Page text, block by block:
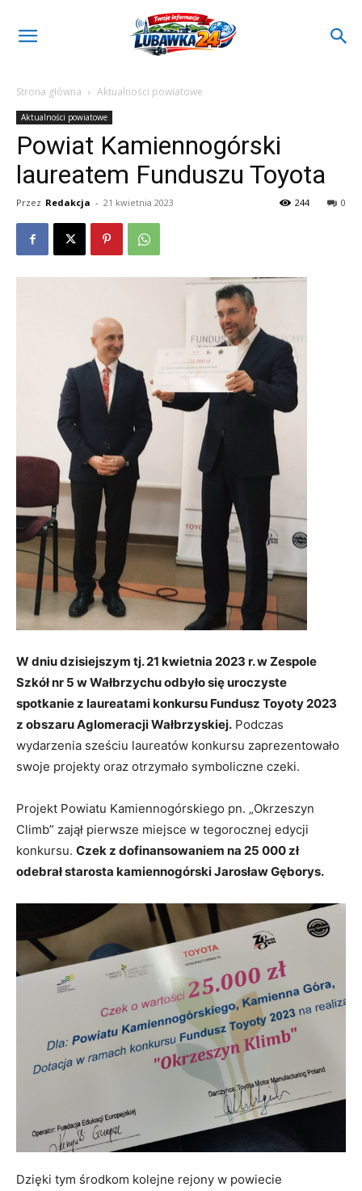
Strona główna Aktualności powiatowe
Aktualności powiatowe
Powiat Kamiennogórski
laureatem Funduszu Toyota
Przez Redakcja - 21 kwietnia 2023 0
244
W dniu dzisiejszym tj. 21 kwietnia 2023 r. w Zespole
Szkół nr 5 w Wałbrzychu odbyło się uroczyste
spotkanie z laureatami konkursu Fundusz Toyoty 2023
z obszaru Aglomeracji Wałbrzyskiej. Podczas
wydarzenia sześciu laureatów konkursu zaprezentowało
swoje projekty oraz otrzymało symboliczne czeki.
Projekt Powiatu Kamiennogórskiego pn. „Okrzeszyn
Climb” zajął pierwsze miejsce w tegorocznej edycji
konkursu. Czek z dofinansowaniem na 25 000 zł
odebrał starosta kamiennogórski Jarosław Gęborys.
Dzięki tym środkom kolejne rejony w powiecie